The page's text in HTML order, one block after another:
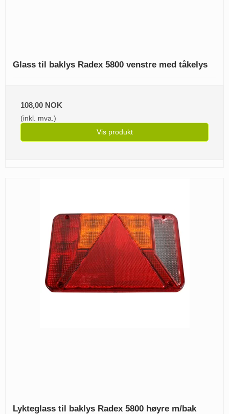
Glass til baklys Radex 5800 venstre med tåkelys
108,00 NOK
(inkl. mva.)
Vis produkt
Lykteglass til baklys Radex 5800 høyre m/bak